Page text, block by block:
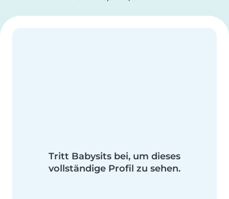
Tritt Babysits bei, um dieses
vollständige Profil zu sehen.